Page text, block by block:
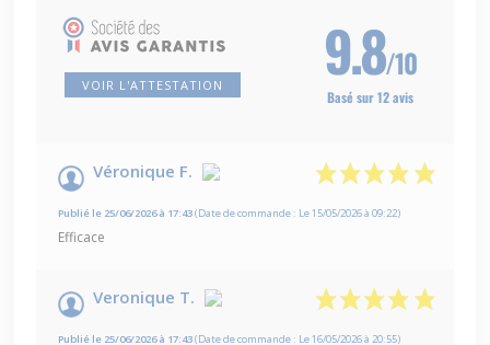
VOIR L'ATTESTATION 9.8/10
Basé sur 12 avis
Véronique F.
Publié le 25/06/2026 à 17:43(Date de commande : Le 15/05/2026 à 09:22)
Efficace
Veronique T.
Publié le 25/06/2026 à 17:43(Date de commande : Le 16/05/2026 à 20:55)